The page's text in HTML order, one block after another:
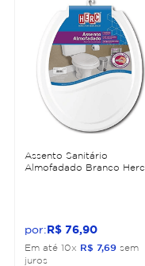
Assento Sanitário
Almofadado Branco Herc
R$ 76 90
Em até 10x R$ 7,69 sem
juros